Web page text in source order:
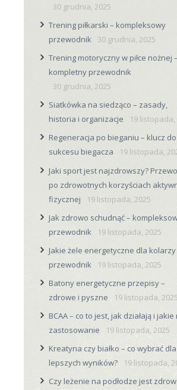
30 grudnia, 2025
Trening piłkarski – kompleksowy
przewodnik
30 grudnia, 2025
Trening motoryczny w piłce nożnej –
kompletny przewodnik
30 grudnia, 2025
Siatkówka na siedząco – zasady,
historia i organizacje
19 listopada,
Regeneracja po bieganiu – klucz do
sukcesu biegacza
19 listopada,
Jaki sport jest najzdrowszy?
po zdrowotnych korzyściach
fizycznej
19 listopada, 2025
Jak zdrowo schudnąć –
przewodnik
19 listopada, 2025
Jakie żele energetyczne dla kolarzy
przewodnik
19 listopada, 2025
Batony energetyczne przepisy –
zdrowe i pyszne
19 listopada, 2025
BCAA – co to jest, jak działają i jakie
zastosowanie
19 listopada, 2025
Kreatyna czy białko – co wybrać dla
lepszych wyników?
19 listopada,
Czy leżenie na podłodze jest